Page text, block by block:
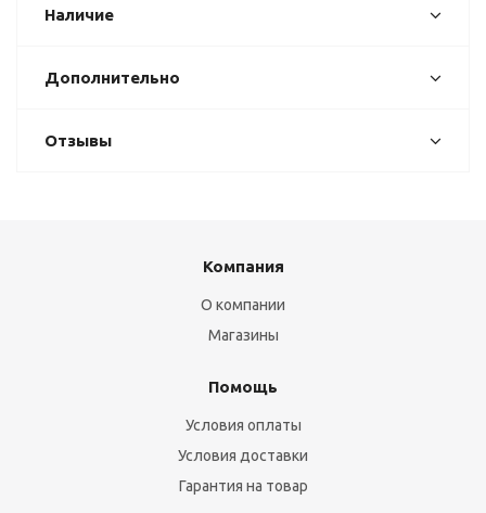
Наличие
Дополнительно
Отзывы
Компания
О компании
Магазины
Помощь
Условия оплаты
Условия доставки
Гарантия на товар